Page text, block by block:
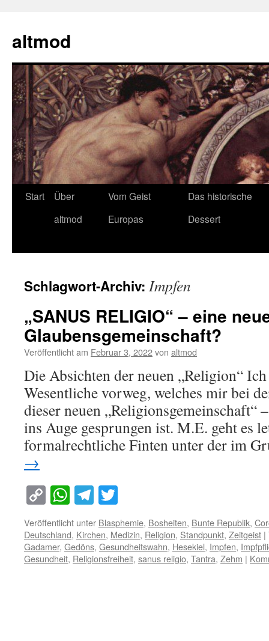
springen
altmod
Start
Über
altmod
Vom Geist
Europas
Das historische
Dessert
Schlagwort-Archiv: Impfen
„SANUS RELIGIO“ – eine
Glaubensgemeinschaft?
Veröffentlicht am Februar 3, 2022von altmod
Die Absichten der neuen „Religion“
Wesentliche vorweg, welches mir bei
dieser neuen „Religionsgemeinschaft“
ins Auge gesprungen ist. M.E. geht es
formalrechtliche Finten unter der im
→
Copy
Link
WhatsApp
Telegram
Veröffentlicht unter Blasphemie, Bosheiten, Bunte Republik,
Deutschland, Kirchen, Medizin, Religion, Standpunkt, Zeitgeist |
Gadamer, Gedöns, Gesundheitswahn, Hesekiel, Impfen,
Gesundheit, Religionsfreiheit, sanus religio, Tantra, Zehm |